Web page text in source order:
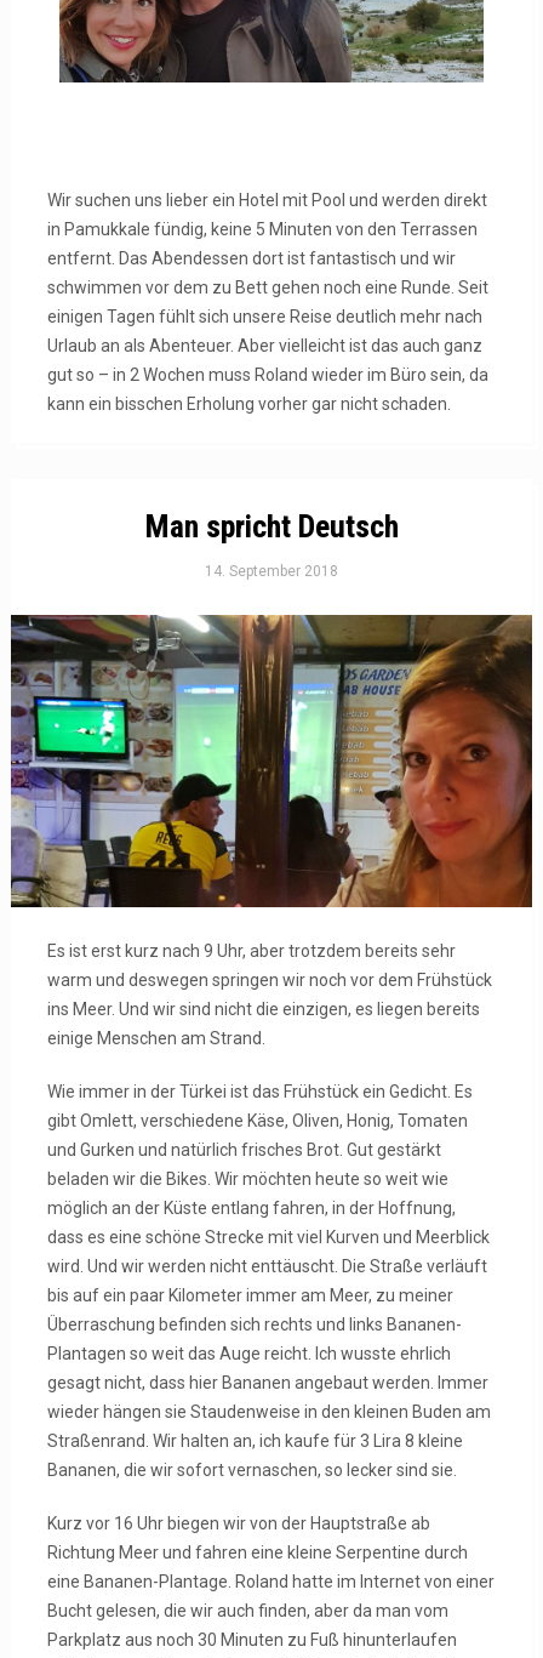
Wir suchen uns lieber ein Hotel mit Pool und werden direkt
in Pamukkale fündig, keine 5 Minuten von den Terrassen
entfernt. Das Abendessen dort ist fantastisch und wir
schwimmen vor dem zu Bett gehen noch eine Runde. Seit
einigen Tagen fühlt sich unsere Reise deutlich mehr nach
Urlaub an als Abenteuer. Aber vielleicht ist das auch ganz
gut so – in 2 Wochen muss Roland wieder im Büro sein, da
kann ein bisschen Erholung vorher gar nicht schaden.
Man spricht Deutsch
14. September 2018
Es ist erst kurz nach 9 Uhr, aber trotzdem bereits sehr
warm und deswegen springen wir noch vor dem Frühstück
ins Meer. Und wir sind nicht die einzigen, es liegen bereits
einige Menschen am Strand.
Wie immer in der Türkei ist das Frühstück ein Gedicht. Es
gibt Omlett, verschiedene Käse, Oliven, Honig, Tomaten
und Gurken und natürlich frisches Brot. Gut gestärkt
beladen wir die Bikes. Wir möchten heute so weit wie
möglich an der Küste entlang fahren, in der Hoffnung,
dass es eine schöne Strecke mit viel Kurven und Meerblick
wird. Und wir werden nicht enttäuscht. Die Straße verläuft
bis auf ein paar Kilometer immer am Meer, zu meiner
Überraschung befinden sich rechts und links Bananen-
Plantagen so weit das Auge reicht. Ich wusste ehrlich
gesagt nicht, dass hier Bananen angebaut werden. Immer
wieder hängen sie Staudenweise in den kleinen Buden am
Straßenrand. Wir halten an, ich kaufe für 3 Lira 8 kleine
Bananen, die wir sofort vernaschen, so lecker sind sie.
Kurz vor 16 Uhr biegen wir von der Hauptstraße ab
Richtung Meer und fahren eine kleine Serpentine durch
eine Bananen-Plantage. Roland hatte im Internet von einer
Bucht gelesen, die wir auch finden, aber da man vom
Parkplatz aus noch 30 Minuten zu Fuß hinunterlaufen